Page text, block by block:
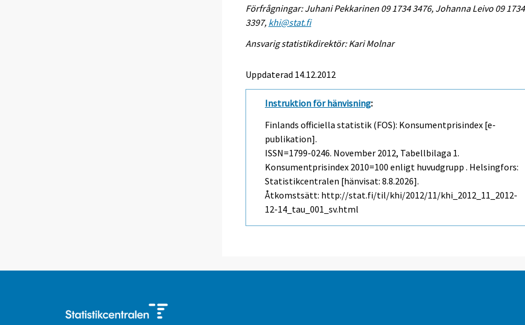
Förfrågningar: Juhani Pekkarinen 09 1734 3476, Johanna Leivo 09 1734
3397, khi@stat.fi
Ansvarig statistikdirektör: Kari Molnar
Uppdaterad 14.12.2012
Instruktion för hänvisning:
Finlands officiella statistik (FOS): Konsumentprisindex [e-
publikation].
ISSN=1799-0246. November 2012, Tabellbilaga 1.
Konsumentprisindex 2010=100 enligt huvudgrupp . Helsingfors:
Statistikcentralen [hänvisat: 8.8.2026].
Åtkomstsätt: http://stat.fi/til/khi/2012/11/khi_2012_11_2012-
12-14_tau_001_sv.html